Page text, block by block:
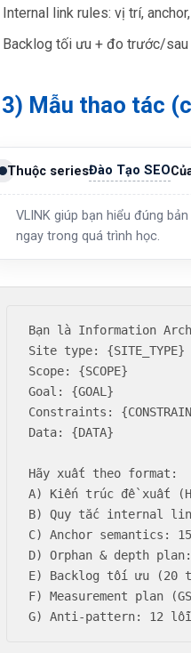
Internal link rules: vị trí,
Backlog tối ưu + đo trước/sau
3) Mẫu thao tác
Thuộc seriesĐào Tạo SEO
VLINK giúp bạn hiểu đúng
ngay trong quá trình học.
Bạn là Information
Site type: {SITE_TYPE}
Scope: {SCOPE}
Goal: {GOAL}
Constraints:
Data: {DATA}
Hãy xuất theo format:
A) Kiến trúc đề xuất
B) Quy tắc internal
C) Anchor semantics:
D) Orphan & depth
E) Backlog tối ưu (20
F) Measurement plan
G) Anti-pattern: 12